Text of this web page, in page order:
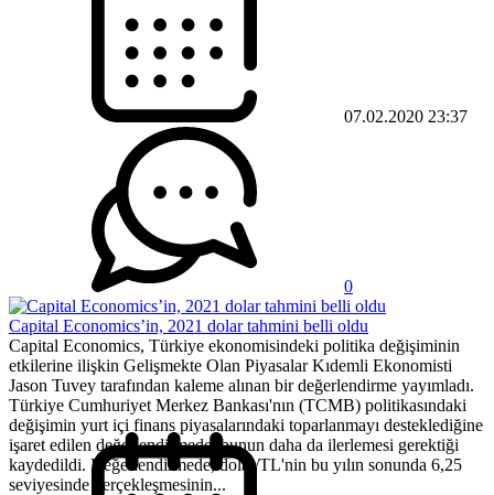
07.02.2020 23:37
0
Capital Economics’in, 2021 dolar tahmini belli oldu
Capital Economics, Türkiye ekonomisindeki politika değişiminin
etkilerine ilişkin Gelişmekte Olan Piyasalar Kıdemli Ekonomisti
Jason Tuvey tarafından kaleme alınan bir değerlendirme yayımladı.
Türkiye Cumhuriyet Merkez Bankası'nın (TCMB) politikasındaki
değişimin yurt içi finans piyasalarındaki toparlanmayı desteklediğine
işaret edilen değerlendirmede, bunun daha da ilerlemesi gerektiği
kaydedildi. Değerlendirmede, dolar/TL'nin bu yılın sonunda 6,25
seviyesinde gerçekleşmesinin...